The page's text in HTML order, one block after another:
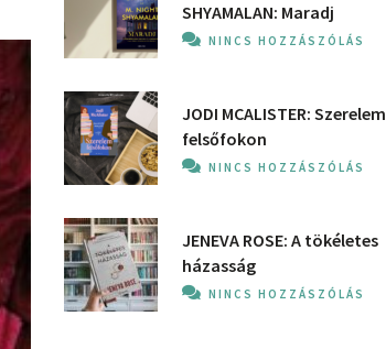
SHYAMALAN: Maradj
NINCS HOZZÁSZÓLÁS
JODI MCALISTER: Szerelem
felsőfokon
NINCS HOZZÁSZÓLÁS
JENEVA ROSE: A ​tökéletes
házasság
NINCS HOZZÁSZÓLÁS